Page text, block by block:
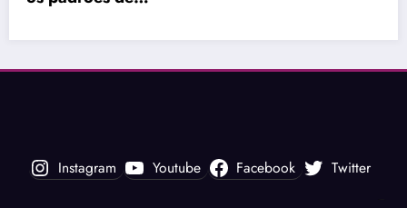
Instagram Youtube Facebook Twitter